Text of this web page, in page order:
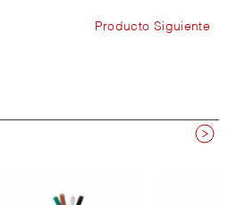
Producto Siguiente